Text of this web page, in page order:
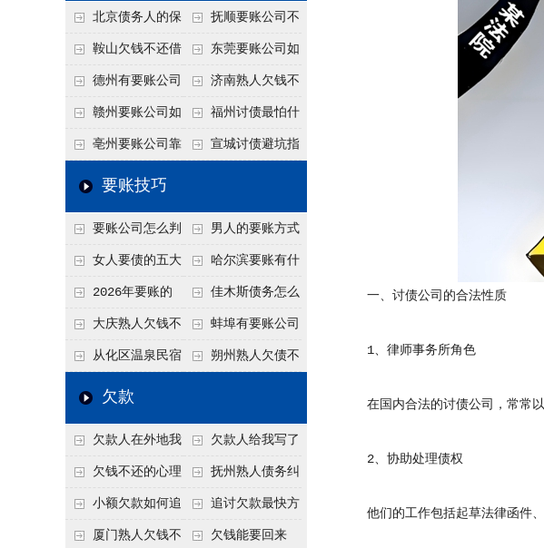
力企业化解应收账款
难题
北京债务人的保
证人能不能找？担保
人的连带责任怎么追
抚顺要账公司不
敢透漏的追回方法是
什么？
鞍山欠钱不还借
口太多？2026年这3
句反问话术，直接把
他后路堵死
东莞要账公司如
何有效要账讨债？20
26年合法追债经验总
结！
德州有要账公司
吗？如何合法讨债才
不沾风险？
济南熟人欠钱不
还？
赣州要账公司如
何有效讨债？合法追
债四步秘籍
福州讨债最怕什
么？2026年这两个关
亳州要账公司靠
谱吗？合法讨债四步
宣城讨债避坑指
回！
要账技巧
要账公司怎么判
断这个案子能不能
接？接案评估的标准
男人的要账方式
是什么呢？
女人要债的五大
绝招,轻松搞定
哈尔滨要账有什
么合法手段？2026年
最新追账方式总结！
2026年要账的
七个小方法
佳木斯债务怎么
追回呢？2026年成功
要账就用这2招
大庆熟人欠钱不
还躲猫猫？2026年这
个“诉前调解”成功率
蚌埠有要账公司
吗？2026年这3个方
从化区温泉民宿
老板借钱不还？2026
施压，立马主动结清
朔州熟人欠债不
死账变活
欠款
欠款人在外地我
在本地该怎么委托？
异地追款的委托流程
欠款人给我写了
还款计划书有用吗？
书面承诺的法律效力
欠钱不还的心理
是什么？读懂欠款人
的心态催收事半功倍
抚州熟人债务纠
纷咋办？这一招好开
口
小额欠款如何追
讨
追讨欠款最快方
法是什么？
厦门熟人欠钱不 欠钱能要回来
一、讨债公司的合法性质
1、律师事务所角色
在国内合法的讨债公司，常常以
2、协助处理债权
他们的工作包括起草法律函件、